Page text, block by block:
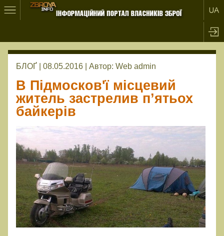
БЛОҐ | 08.05.2016 | Автор: Web admin
В Підмосков'ї місцевий
житель застрелив п’ятьох
байкерів